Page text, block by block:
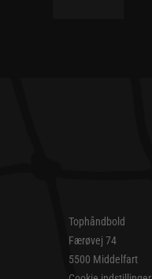
Tophåndbold
Færøvej 74
5500 Middelfart